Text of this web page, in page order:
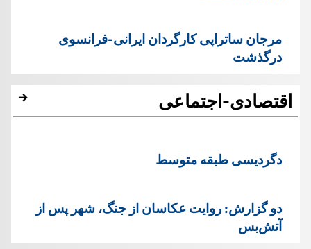
مرجان ساتراپی کارگردان ایرانی-فرانسوی
درگذشت
اقتصادی-اجتماعی
دگردیسی طبقه متوسط
دو گزارش: روایت عکاسان از جنگ، شهر پس از
آتش‌بس